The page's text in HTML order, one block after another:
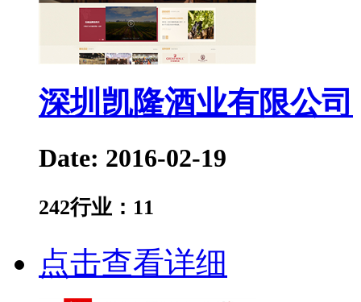
深圳凯隆酒业有限公司
Date: 2016-02-19
242行业： 11
点击查看详细